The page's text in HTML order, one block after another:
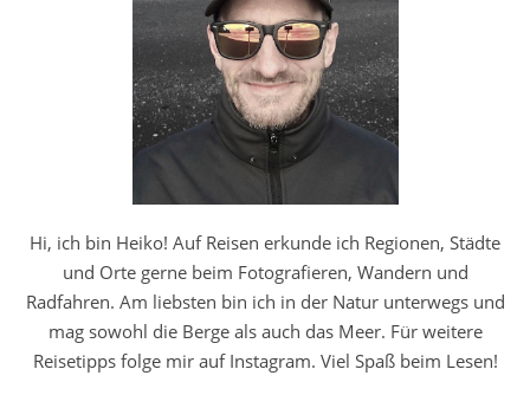
Hi, ich bin Heiko! Auf Reisen erkunde ich Regionen, Städte
und Orte gerne beim Fotografieren, Wandern und
Radfahren. Am liebsten bin ich in der Natur unterwegs und
mag sowohl die Berge als auch das Meer. Für weitere
Reisetipps folge mir auf Instagram. Viel Spaß beim Lesen!